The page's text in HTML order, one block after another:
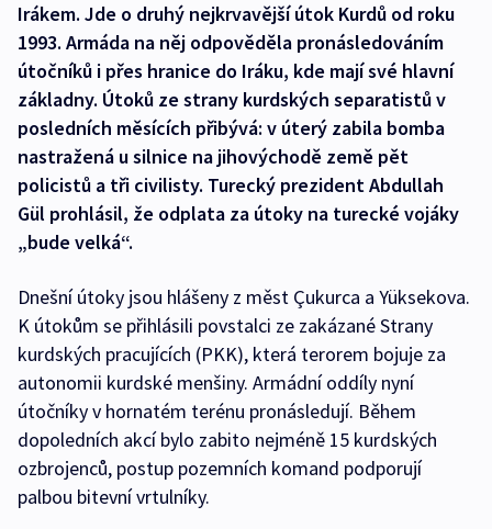
Irákem. Jde o druhý nejkrvavější útok Kurdů od roku
1993. Armáda na něj odpověděla pronásledováním
útočníků i přes hranice do Iráku, kde mají své hlavní
základny. Útoků ze strany kurdských separatistů v
posledních měsících přibývá: v úterý zabila bomba
nastražená u silnice na jihovýchodě země pět
policistů a tři civilisty. Turecký prezident Abdullah
Gül prohlásil, že odplata za útoky na turecké vojáky
„bude velká“.
Dnešní útoky jsou hlášeny z měst Çukurca a Yüksekova.
K útokům se přihlásili povstalci ze zakázané Strany
kurdských pracujících (PKK), která terorem bojuje za
autonomii kurdské menšiny. Armádní oddíly nyní
útočníky v hornatém terénu pronásledují. Během
dopoledních akcí bylo zabito nejméně 15 kurdských
ozbrojenců, postup pozemních komand podporují
palbou bitevní vrtulníky.